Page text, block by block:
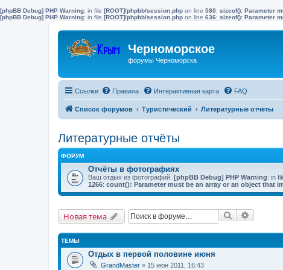
[phpBB Debug] PHP Warning: in file [ROOT]/phpbb/session.php on line 580: sizeof(): Parameter
[phpBB Debug] PHP Warning: in file [ROOT]/phpbb/session.php on line 636: sizeof(): Parameter
Черноморское
форумы Черноморска
Ссылки Правила Интерактивная карта FAQ
Список форумов Туристический Литературные отчёты
Литературные отчёты
ФОРУМ
Отчёты в фотографиях
Ваш отдых из фотографий. [phpBB Debug] PHP Warning: in
1266: count(): Parameter must be an array or an object that
Новая тема Поиск
ТЕМЫ
Отдых в первой половине июня
GrandMaster » 15 июн 2011, 16:43